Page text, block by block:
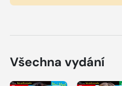
Všechna vydání